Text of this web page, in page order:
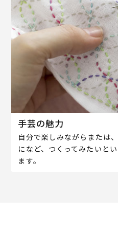
手芸の魅力
自分で楽しみながらまたは
になど、つくってみたいと
ます。